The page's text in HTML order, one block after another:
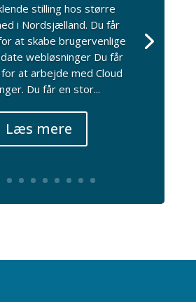
stilling hos større
i Nordsjælland. Du får
at skabe brugervenlige
webløsninger Du får
at arbejde med Cloud
Du får en stor...
Læs mere